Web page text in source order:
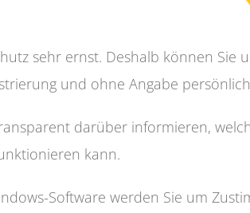
sehr ernst. Deshalb können Sie
und ohne Angabe
darüber informieren,
kann.
Software werden Sie um